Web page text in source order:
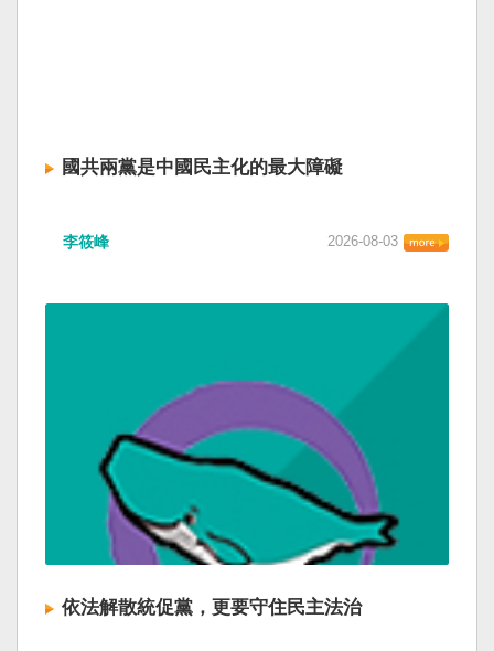
國共兩黨是中國民主化的最大障礙
李筱峰 2026-08-03
依法解散統促黨，更要守住民主法治